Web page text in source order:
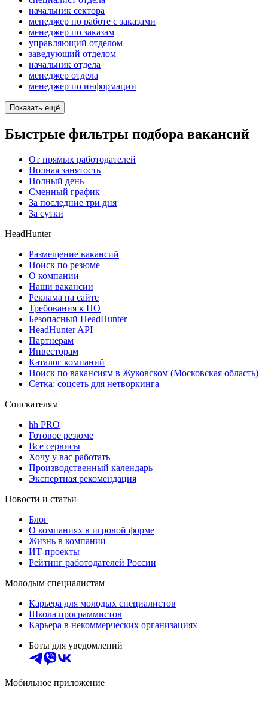
начальник сектора
менеджер по работе с заказами
менеджер по заказам
управляющий отделом
заведующий отделом
начальник отдела
менеджер отдела
менеджер по информации
Показать ещё
Быстрые фильтры подбора вакансий
От прямых работодателей
Полная занятость
Полный день
Сменный график
За последние три дня
За сутки
HeadHunter
Размещение вакансий
Поиск по резюме
О компании
Наши вакансии
Реклама на сайте
Требования к ПО
Безопасный HeadHunter
HeadHunter API
Партнерам
Инвесторам
Каталог компаний
Поиск по вакансиям в Жуковском (Московская область)
Сетка: соцсеть для нетворкинга
Соискателям
hh PRO
Готовое резюме
Все сервисы
Хочу у вас работать
Производственный календарь
Экспертная рекомендация
Новости и статьи
Блог
О компаниях в игровой форме
Жизнь в компании
ИТ-проекты
Рейтинг работодателей России
Молодым специалистам
Карьера для молодых специалистов
Школа программистов
Карьера в некоммерческих организациях
Боты для уведомлений
Мобильное приложение